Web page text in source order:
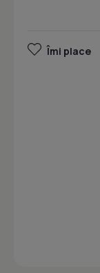
Îmi place